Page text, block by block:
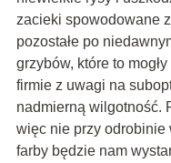
zacieki spowodowane
pozostałe po
grzybów, które to
firmie z uwagi na
nadmierną wilgotność.
więc nie przy
farby będzie nam